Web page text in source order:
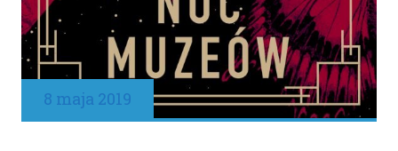
8 maja 2019